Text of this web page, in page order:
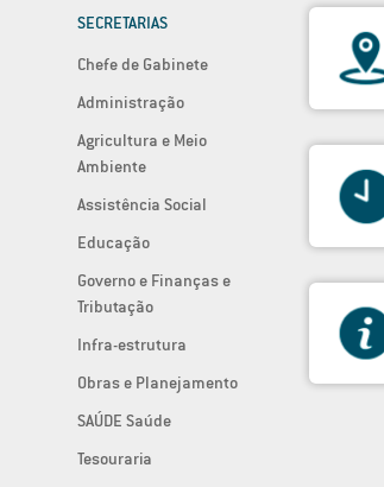
SECRETARIAS
Chefe de Gabinete
Administração
Agricultura e Meio
Ambiente
Assistência Social
Educação
Governo e Finanças e
Tributação
Infra-estrutura
Obras e Planejamento
SAÚDE Saúde
Tesouraria